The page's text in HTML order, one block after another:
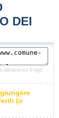
DEI
attraverso il rigo
(o